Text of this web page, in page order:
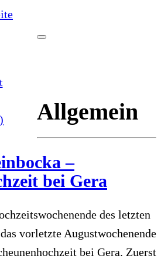
Allgemein
–
bei Gera
des letzten
vorletzte Augustwochenende
bei Gera. Zuerst